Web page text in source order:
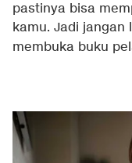
pastinya bisa
kamu. Jadi
membuka buku